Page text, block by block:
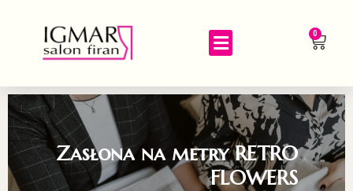
0
Zasłona na metry RETRO
FLOWERS